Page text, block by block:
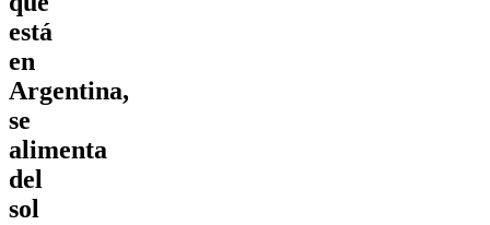
está
en
Argentina,
se
alimenta
del
sol